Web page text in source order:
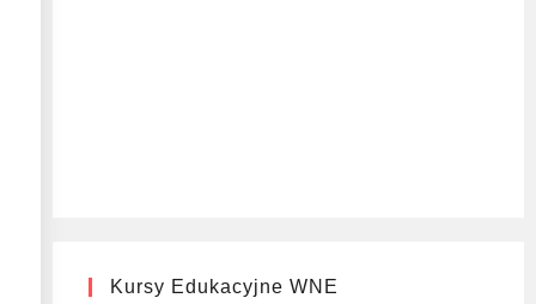
Kursy Edukacyjne WNE